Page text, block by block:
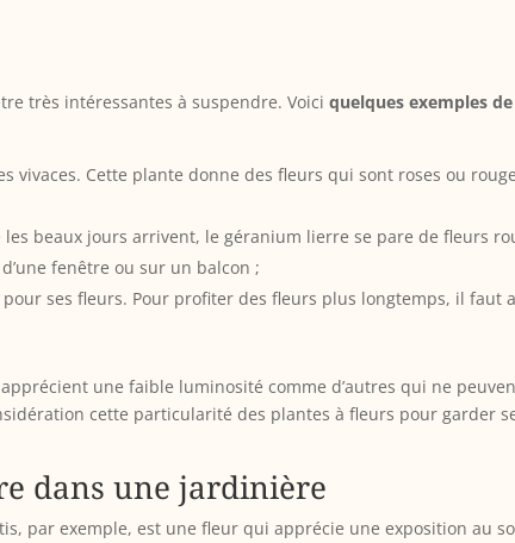
très intéressantes à suspendre. Voiciquelques exemples
Cette plante donne des fleurs qui sont roses ou
beaux jours arrivent, le géranium lierre se pare de fleurs
fenêtre ou sur un balcon ;
ses fleurs. Pour profiter des fleurs plus longtemps, il faut
une faible luminosité comme d’autres qui ne
cette particularité des plantes à fleurs pour garder
dans une jardinière
par exemple, est une fleur qui apprécie une exposition au